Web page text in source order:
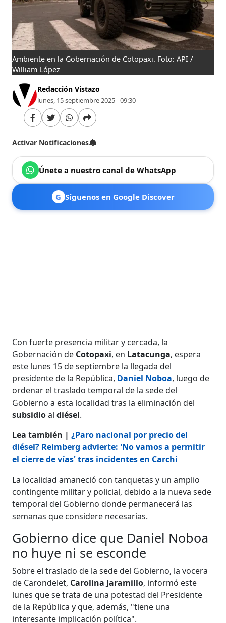
Ambiente en la Gobernación de Cotopaxi. Foto: API /
William López
Redacción Vistazo
lunes, 15 septiembre 2025 - 09:30
Activar Notificaciones
Únete a nuestro canal de WhatsApp
G Síguenos en Google Discover
Con fuerte presencia militar y cercada, la
Gobernación de Cotopaxi, en Latacunga, espera
este lunes 15 de septiembre la llegada del
presidente de la República, Daniel Noboa, luego de
ordenar el traslado temporal de la sede del
Gobierno a esta localidad tras la eliminación del
subsidioaldiésel.
Lea también |¿Paro nacional por precio del
diésel? Reimberg advierte: 'No vamos a permitir
el cierre de vías' tras incidentes en Carchi
La localidad amaneció con tanquetas y un amplio
contingente militar y policial, debido a la nueva sede
temporal del Gobierno donde permanecerá las
semanas que considere necesarias.
Gobierno dice que Daniel Noboa
no huye ni se esconde
Sobre el traslado de la sede del Gobierno, la vocera
de Carondelet, Carolina Jaramillo, informó este
lunes que se trata de una potestad del Presidente
de la República y que, además, "tiene una
interesante implicación política".